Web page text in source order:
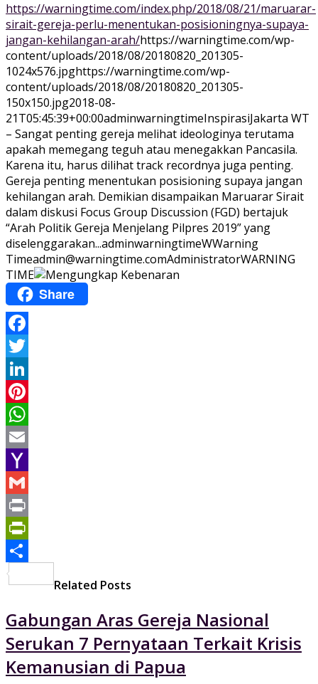
https://warningtime.com/index.php/2018/08/21/maruarar-
sirait-gereja-perlu-menentukan-posisioningnya-supaya-
jangan-kehilangan-arah/https://warningtime.com/wp-
content/uploads/2018/08/20180820_201305-
1024x576.jpghttps://warningtime.com/wp-
content/uploads/2018/08/20180820_201305-
150x150.jpg2018-08-
21T05:45:39+00:00adminwarningtimeInspirasiJakarta WT
– Sangat penting gereja melihat ideologinya terutama
apakah memegang teguh atau menegakkan Pancasila.
Karena itu, harus dilihat track recordnya juga penting.
Gereja penting menentukan posisioning supaya jangan
kehilangan arah. Demikian disampaikan Maruarar Sirait
dalam diskusi Focus Group Discussion (FGD) bertajuk
“Arah Politik Gereja Menjelang Pilpres 2019” yang
diselenggarakan...adminwarningtimeWWarning
Timeadmin@warningtime.comAdministratorWARNING
TIME
Share
Facebook
Twitter
LinkedIn
Pinterest
WhatsApp
Email
Yahoo
Mail
Gmail
Print
PrintFriendly
Related Posts
Gabungan Aras Gereja Nasional
Serukan 7 Pernyataan Terkait Krisis
Kemanusian di Papua